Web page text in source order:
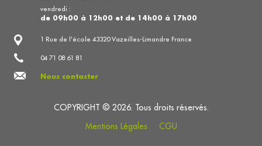
1 Rue de l'école 43320 Vazeilles-Limandre France
04 71 08 61 81
Nous contacter
vendredi :
de 09h00 à 12h00 et de 14h00 à 17h00
COPYRIGHT © 2026. Tous droits réservés.
Mentions Légales
CGU